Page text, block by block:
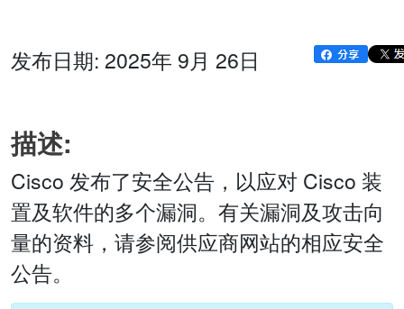
发布日期: 2025年 9月 26日
描述:
Cisco 发布了安全公告，以应对 Cisco 装
置及软件的多个漏洞。有关漏洞及攻击向
量的资料，请参阅供应商网站的相应安全
公告。